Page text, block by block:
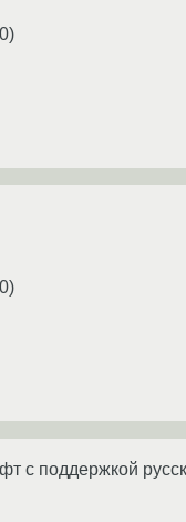
)
)
с поддержкой